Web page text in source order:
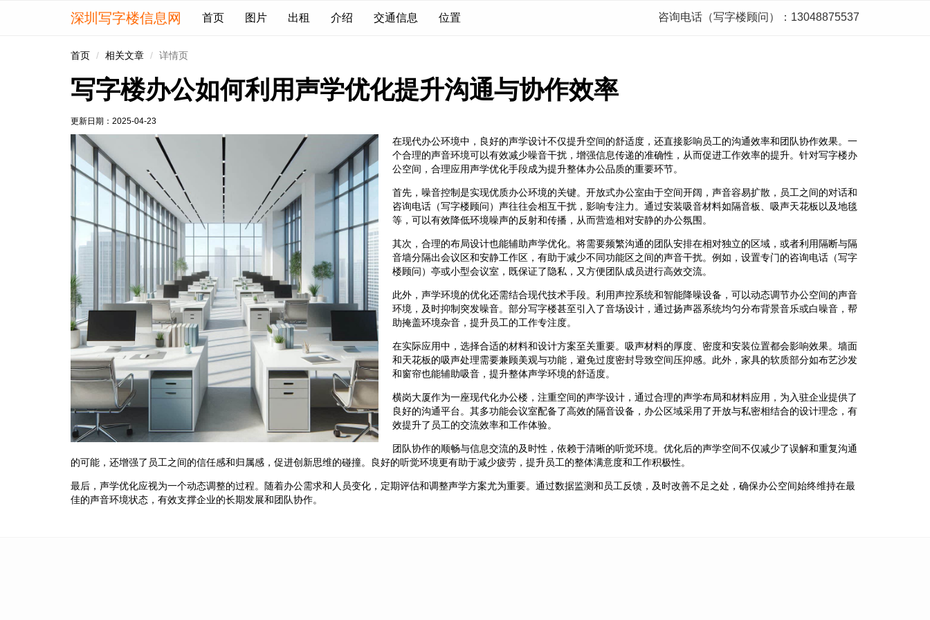
深圳写字楼信息网 首页 图片 出租 介绍 交通信息 位置 咨询电话（写字楼顾问）：13048875537
首页 相关文章 详情页
写字楼办公如何利用声学优化提升沟通与协作效率
更新日期： 2025-04-23
在现代办公环境中，良好的声学设计不仅提升空间的舒适度，还直接影响员工的沟通效率和团队协作效果。一
个合理的声音环境可以有效减少噪音干扰，增强信息传递的准确性，从而促进工作效率的提升。针对写字楼办
公空间，合理应用声学优化手段成为提升整体办公品质的重要环节。
首先，噪音控制是实现优质办公环境的关键。开放式办公室由于空间开阔，声音容易扩散，员工之间的对话和
咨询电话（写字楼顾问）声往往会相互干扰，影响专注力。通过安装吸音材料如隔音板、吸声天花板以及地毯
等，可以有效降低环境噪声的反射和传播，从而营造相对安静的办公氛围。
其次，合理的布局设计也能辅助声学优化。将需要频繁沟通的团队安排在相对独立的区域，或者利用隔断与隔
音墙分隔出会议区和安静工作区，有助于减少不同功能区之间的声音干扰。例如，设置专门的咨询电话（写字
楼顾问）亭或小型会议室，既保证了隐私，又方便团队成员进行高效交流。
此外，声学环境的优化还需结合现代技术手段。利用声控系统和智能降噪设备，可以动态调节办公空间的声音
环境，及时抑制突发噪音。部分写字楼甚至引入了音场设计，通过扬声器系统均匀分布背景音乐或白噪音，帮
助掩盖环境杂音，提升员工的工作专注度。
在实际应用中，选择合适的材料和设计方案至关重要。吸声材料的厚度、密度和安装位置都会影响效果。墙面
和天花板的吸声处理需要兼顾美观与功能，避免过度密封导致空间压抑感。此外，家具的软质部分如布艺沙发
和窗帘也能辅助吸音，提升整体声学环境的舒适度。
横岗大厦作为一座现代化办公楼，注重空间的声学设计，通过合理的声学布局和材料应用，为入驻企业提供了
良好的沟通平台。其多功能会议室配备了高效的隔音设备，办公区域采用了开放与私密相结合的设计理念，有
效提升了员工的交流效率和工作体验。
团队协作的顺畅与信息交流的及时性，依赖于清晰的听觉环境。优化后的声学空间不仅减少了误解和重复沟通
的可能，还增强了员工之间的信任感和归属感，促进创新思维的碰撞。良好的听觉环境更有助于减少疲劳，提升员工的整体满意度和工作积极性。
最后，声学优化应视为一个动态调整的过程。随着办公需求和人员变化，定期评估和调整声学方案尤为重要。通过数据监测和员工反馈，及时改善不足之处，确保办公空间始终维持在最
佳的声音环境状态，有效支撑企业的长期发展和团队协作。